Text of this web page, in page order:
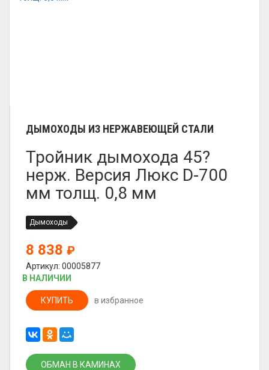
ДЫМОХОДЫ ИЗ НЕРЖАВЕЮЩЕЙ СТАЛИ
Тройник дымохода 45?
нерж. Версия Люкс D-700
мм толщ. 0,8 мм
Дымоходы
8 838 ₽
Артикул: 00005877
В НАЛИЧИИ
КУПИТЬ в избранное
ОБМАН В КАМИНАХ